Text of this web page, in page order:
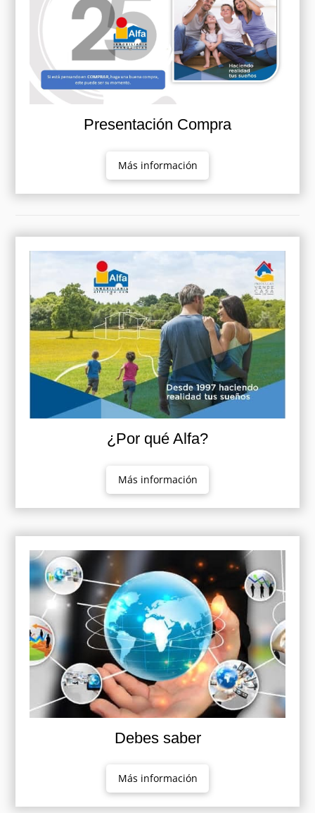
Presentación Compra
Más información
¿Por qué Alfa?
Más información
Debes saber
Más información